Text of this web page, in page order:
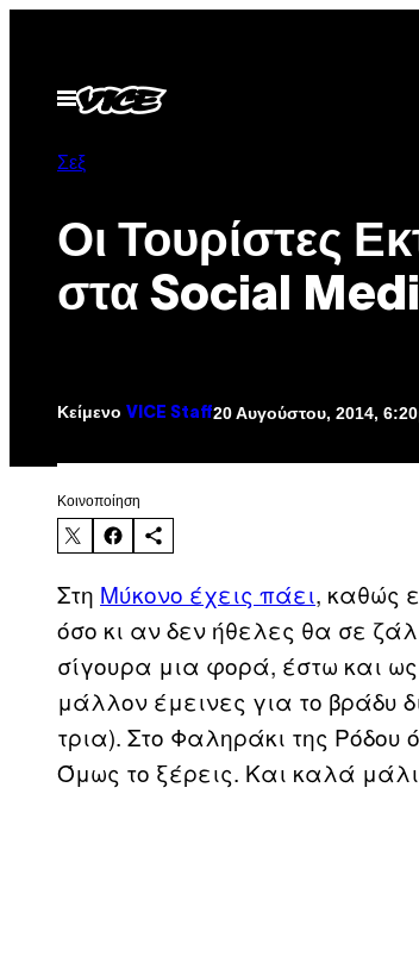
περιεχόμενο
Ανοίξτε
το
Σεξ
Οι Τουρίστες
στα Social
Κείμενο VICE Staff20 Αυγούστου, 2014,
Kοινοποίηση
Στη Μύκονο έχεις πάει, καθώς
όσο κι αν δεν ήθελες θα σε
σίγουρα μια φορά, έστω και
μάλλον έμεινες για το βράδυ
τρια). Στο Φαληράκι της
Όμως το ξέρεις. Και καλά